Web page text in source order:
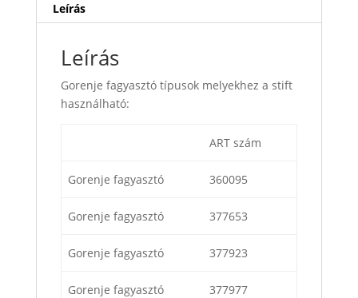
Leírás
Leírás
Gorenje fagyasztó típusok melyekhez a stift
használható:
ART szám
Gorenje fagyasztó 360095
Gorenje fagyasztó 377653
Gorenje fagyasztó 377923
Gorenje fagyasztó 377977